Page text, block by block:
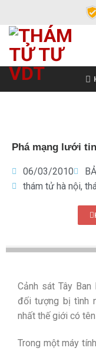
Phá mạng lưới
06/03/2010
thám tử hà nội,
Cảnh sát Tây
đối tượng bị tình
nhất thế giới có
Trong một máy